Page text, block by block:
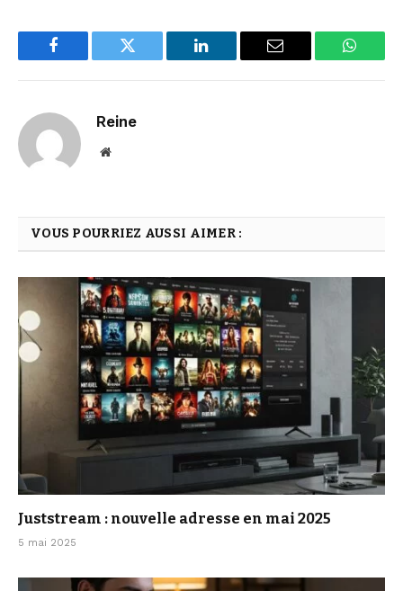
Facebook Twitter LinkedIn Email
Reine
Website
VOUS POURRIEZ AUSSI AIMER :
Juststream : nouvelle adresse en mai 2025
5 mai 2025